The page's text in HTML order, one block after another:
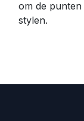
om de
stylen.